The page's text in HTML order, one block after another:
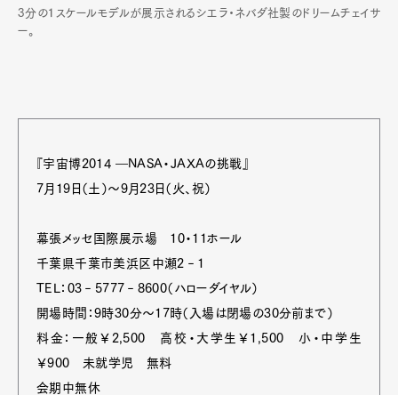
3分の１スケールモデルが展示されるシエラ・ネバダ社製のドリームチェイサ
ー。
『宇宙博2014 ―NASA・JAXAの挑戦』
7月19日（土）～9月23日（火、祝）
幕張メッセ国際展示場 10・11ホール
千葉県千葉市美浜区中瀬2‐1
TEL：03‐5777‐8600（ハローダイヤル）
開場時間：9時30分～17時（入場は閉場の30分前まで）
料金：一般￥2,500 高校・大学生￥1,500 小・中学生
￥900 未就学児 無料
会期中無休